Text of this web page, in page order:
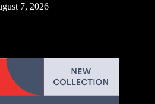
7, 2026